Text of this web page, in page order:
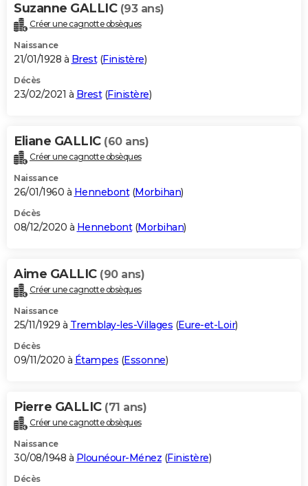
Suzanne GALLIC (93 ans)
Créer une cagnotte obsèques
Naissance
21/01/1928 à Brest(Finistère)
Décès
23/02/2021 à Brest(Finistère)
Eliane GALLIC (60 ans)
Créer une cagnotte obsèques
Naissance
26/01/1960 à Hennebont(Morbihan)
Décès
08/12/2020 à Hennebont(Morbihan)
Aime GALLIC (90 ans)
Créer une cagnotte obsèques
Naissance
25/11/1929 à Tremblay-les-Villages (Eure-et-Loir)
Décès
09/11/2020 à Étampes (Essonne)
Pierre GALLIC (71 ans)
Créer une cagnotte obsèques
Naissance
30/08/1948 à Plounéour-Ménez (Finistère)
Décès